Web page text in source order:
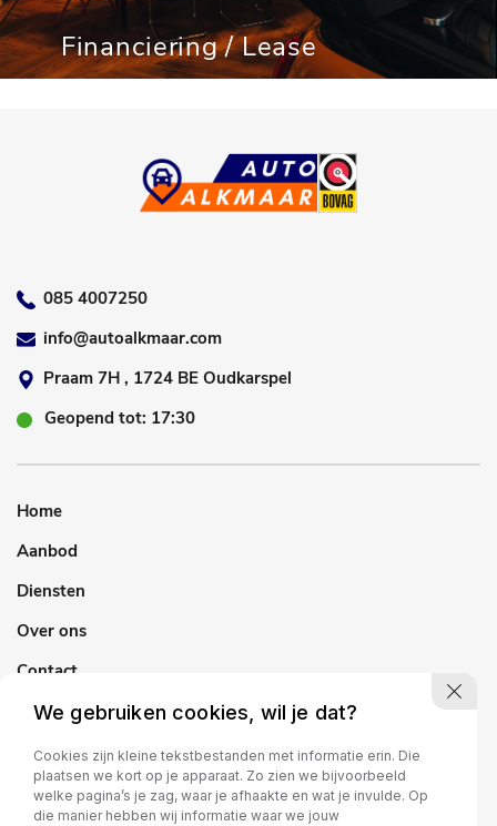
Financiering / Lease
085 4007250
info@autoalkmaar.com
Praam 7H , 1724 BE Oudkarspel
Geopend tot: 17:30
Home
Aanbod
Diensten
Over ons
Contact
We gebruiken cookies, wil je dat?
Cookies zijn kleine tekstbestanden met informatie erin. Die
plaatsen we kort op je apparaat. Zo zien we bijvoorbeeld
welke pagina’s je zag, waar je afhaakte en wat je invulde. Op
die manier hebben wij informatie waar we jouw